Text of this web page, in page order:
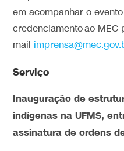
em acompanhar o
credenciamento ao MEC
mail
Serviço
Inauguração de
indígenas na UFMS,
assinatura de ordens